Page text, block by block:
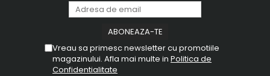
Vreau sa primesc newsletter cu promotiile
magazinului. Afla mai multe in Politica de
Confidentialitate